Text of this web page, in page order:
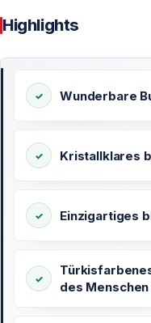
Highlights
Wunderbare
Kristallklares
Einzigartiges
des